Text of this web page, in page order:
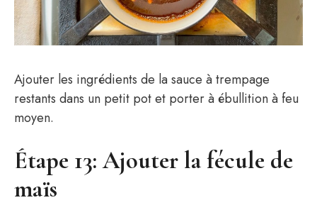
Ajouter les ingrédients de la sauce à trempage
restants dans un petit pot et porter à ébullition à feu
moyen.
Étape 13: Ajouter la fécule de
maïs